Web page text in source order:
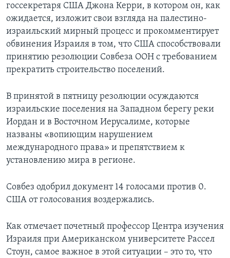
госсекретаря США Джона Керри, в котором он, как
ожидается, изложит свои взгляда на палестино-
израильский мирный процесс и прокомментирует
обвинения Израиля в том, что США способствовали
принятию резолюции Совбеза ООН с требованием
прекратить строительство поселений.
В принятой в пятницу резолюции осуждаются
израильские поселения на Западном берегу реки
Иордан и в Восточном Иерусалиме, которые
названы «вопиющим нарушением
международного права» и препятствием к
установлению мира в регионе.
Совбез одобрил документ 14 голосами против 0.
США от голосования воздержались.
Как отмечает почетный профессор Центра изучения
Израиля при Американском университете Рассел
Стоун, самое важное в этой ситуации – это то, что